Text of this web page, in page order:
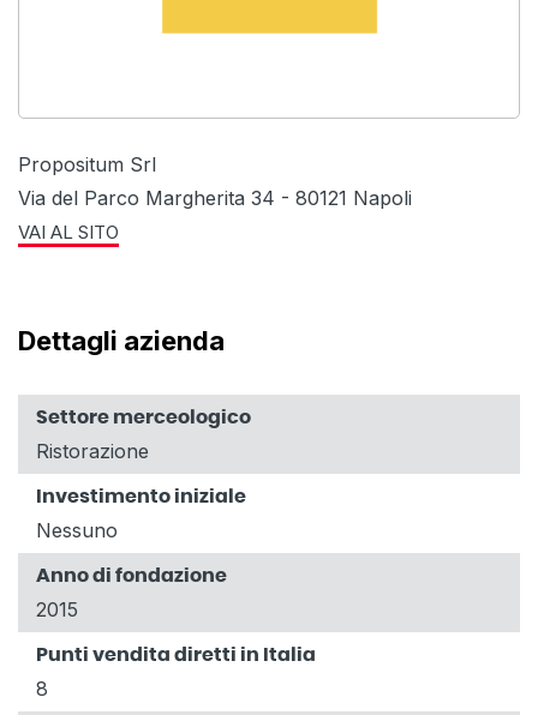
Propositum Srl
Via del Parco Margherita 34 - 80121 Napoli
VAI AL SITO
Dettagli azienda
Settore merceologico
Ristorazione
Investimento iniziale
Nessuno
Anno di fondazione
2015
Punti vendita diretti in Italia
8